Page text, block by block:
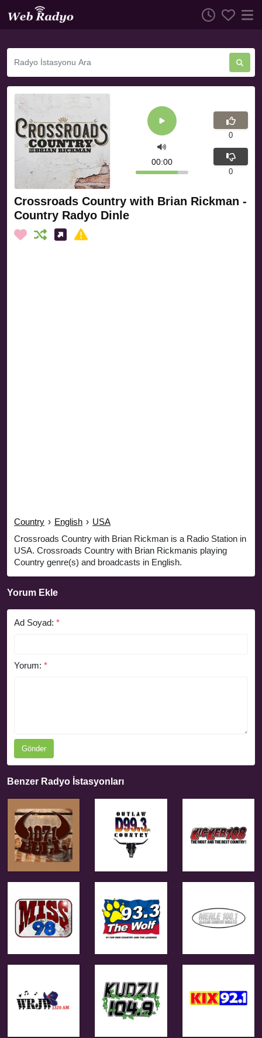
Crossroads Country with Brian Rickman -
Country Radyo Dinle
Country › English › USA
Crossroads Country with Brian Rickman is a Radio Station in
USA. Crossroads Country with Brian Rickmanis playing
Country genre(s) and broadcasts in English.
00:00
0
0
Yorum Ekle
Ad Soyad: *
Yorum: *
Gönder
Benzer Radyo İstasyonları